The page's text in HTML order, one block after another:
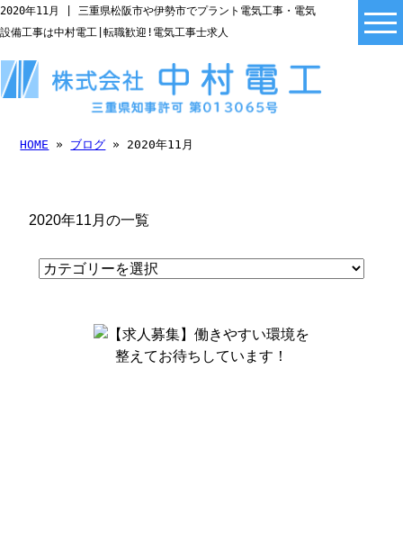
2020年11月 | 三重県松阪市や伊勢市でプラント電気工事・電気
設備工事は中村電工|転職歓迎!電気工事士求人
HOME » ブログ » 2020年11月
2020年11月の一覧